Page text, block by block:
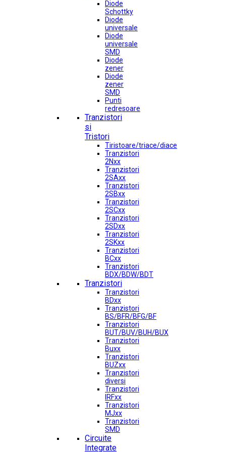
Diode
Schottky
Diode
universale
Diode
universale
SMD
Diode
zener
Diode
zener
SMD
Punti
redresoare
Tranzistori
si
Tristori
Tiristoare/triace/diace
Tranzistori
2Nxx
Tranzistori
2SAxx
Tranzistori
2SBxx
Tranzistori
2SCxx
Tranzistori
2SDxx
Tranzistori
2SKxx
Tranzistori
BCxx
Tranzistori
BDX/BDW/BDT
Tranzistori
Tranzistori
BDxx
Tranzistori
BS/BFR/BFG/BF
Tranzistori
BUT/BUV/BUH/BUX
Tranzistori
Buxx
Tranzistori
BUZxx
Tranzistori
diversi
Tranzistori
IRFxx
Tranzistori
MJxx
Tranzistori
SMD
Circuite
Integrate